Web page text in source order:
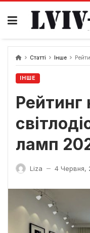
Skip
content
Статті Інше
ІНШЕ
ламп
Liza — 4 Червня,